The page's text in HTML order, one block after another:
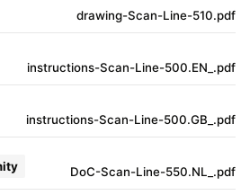
drawing-Scan-Line-510.pdf
instructions-Scan-Line-500.EN_.pdf
instructions-Scan-Line-500.GB_.pdf
DoC-Scan-Line-550.NL_.pdf